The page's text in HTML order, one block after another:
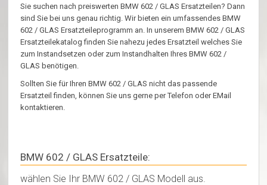
Sie suchen nach preiswerten BMW 602 / GLAS Ersatzteilen? Dann
sind Sie bei uns genau richtig. Wir bieten ein umfassendes BMW
602 / GLAS Ersatzteileprogramm an. In unserem BMW 602 / GLAS
Ersatzteilekatalog finden Sie nahezu jedes Ersatzteil welches Sie
zum Instandsetzen oder zum Instandhalten Ihres BMW 602 /
GLAS benötigen.
Sollten Sie für Ihren BMW 602 / GLAS nicht das passende
Ersatzteil finden, können Sie uns gerne per Telefon oder EMail
kontaktieren.
BMW 602 / GLAS Ersatzteile:
wählen Sie Ihr BMW 602 / GLAS Modell aus.